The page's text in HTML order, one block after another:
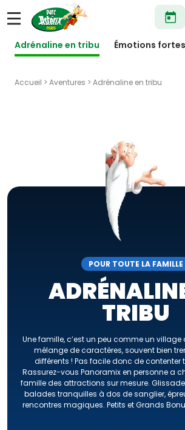
au
contenu
principal
Adrénaline en tribu Émotions
Accueil > Aventures > Adrénaline en tribu
POUR TOUTE LA FAMILLE
TRIBU
Une famille, c’est un peu comme un village
mélange de caractères, souvent bien
différents ! Pas facile donc de contenter
Rassurez-vous Panoramix en personne a
famille des attractions sur mesure.
balades tranquilles à dos de sanglier,
rencontres magiques. Petits et Grands